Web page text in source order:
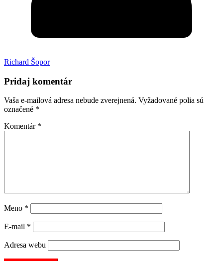
Richard Šopor
Pridaj komentár
Vaša e-mailová adresa nebude zverejnená. Vyžadované polia sú
označené *
Komentár *
Meno *
E-mail *
Adresa webu